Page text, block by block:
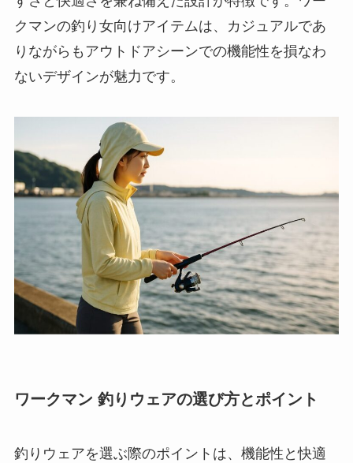
クマンの釣り女向けアイテムは、カジュアルであ
りながらもアウトドアシーンでの機能性を損なわ
ないデザインが魅力です。
ワークマン 釣りウェアの選び方とポイント
釣りウェアを選ぶ際のポイントは、機能性と快適